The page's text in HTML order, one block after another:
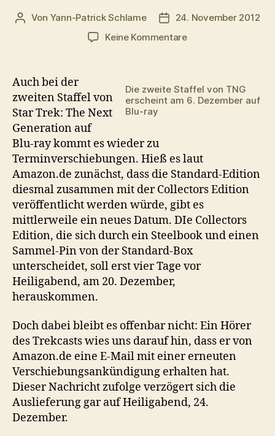
Beitragsautor
Von Yann-Patrick Schlame Veröffentlichungsdatum
24. November 2012
Keine Kommentarezu
ray:
Collectors
Staffel
verschoben
Die zweite Staffel von TNG
erscheint am 6. Dezember auf
Blu-ray
Auch bei der
zweiten Staffel von
Star Trek: The Next
Generation auf
Blu-ray kommt es wieder zu
Terminverschiebungen. Hieß es laut
Amazon.de zunächst, dass die Standard-Edition
diesmal zusammen mit der Collectors Edition
veröffentlicht werden würde, gibt es
mittlerweile ein neues Datum. DIe Collectors
Edition, die sich durch ein Steelbook und einen
Sammel-Pin von der Standard-Box
unterscheidet, soll erst vier Tage vor
Heiligabend, am 20. Dezember,
herauskommen.
Doch dabei bleibt es offenbar nicht: Ein Hörer
des Trekcasts wies uns darauf hin, dass er von
Amazon.de eine E-Mail mit einer erneuten
Verschiebungsankündigung erhalten hat.
Dieser Nachricht zufolge verzögert sich die
Auslieferung gar auf Heiligabend, 24.
Dezember.